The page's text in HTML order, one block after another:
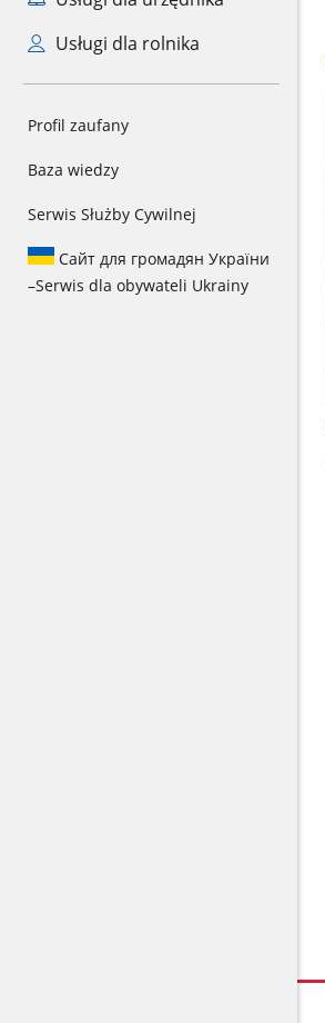
Usługi dla rolnika
Profil zaufany
Baza wiedzy
Serwis Służby Cywilnej
Сайт для громадян України
–Serwis dla obywateli Ukrainy